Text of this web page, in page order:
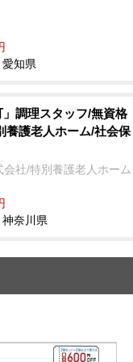
知県
」調理スタッフ/無資格
養護老人ホーム/社会保
社/特別養護老人ホーム
奈川県